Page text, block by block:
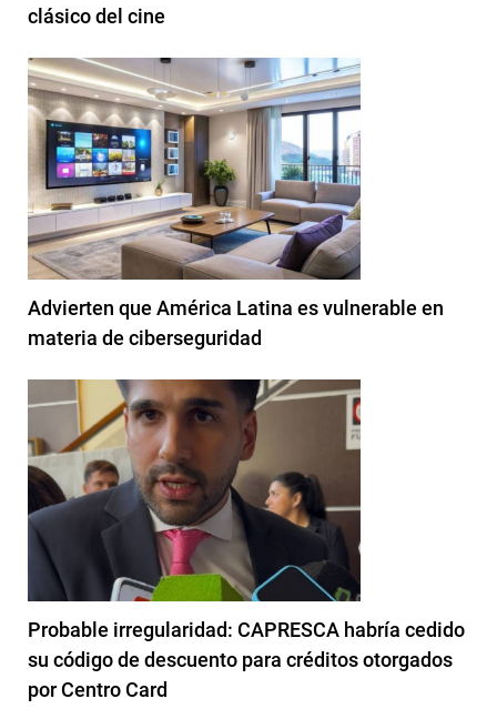
clásico del cine
Advierten que América Latina es vulnerable en
materia de ciberseguridad
Probable irregularidad: CAPRESCA habría cedido
su código de descuento para créditos otorgados
por Centro Card